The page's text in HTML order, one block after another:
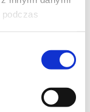
tytułem!
kino –
i umacnia status
twórców.